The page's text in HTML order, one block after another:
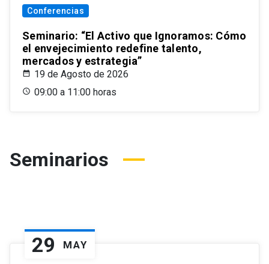
Conferencias
Seminario: “El Activo que Ignoramos: Cómo
el envejecimiento redefine talento,
mercados y estrategia”
19 de Agosto de 2026
09:00 a 11:00 horas
Seminarios
29 MAY